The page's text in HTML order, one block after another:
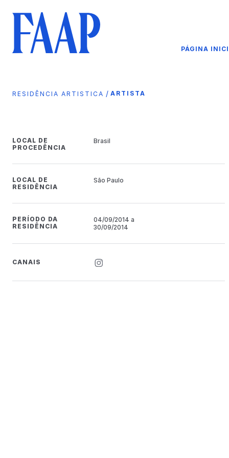
PÁGINA
RESIDÊNCIA ARTISTICA / ARTISTA
LOCAL DE
PROCEDÊNCIA
Brasil
LOCAL DE
RESIDÊNCIA
São Paulo
PERÍODO DA
RESIDÊNCIA
04/09/2014 a
30/09/2014
CANAIS